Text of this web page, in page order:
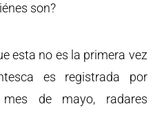
son?
esta no es la primera vez
es registrada por
de mayo, radares